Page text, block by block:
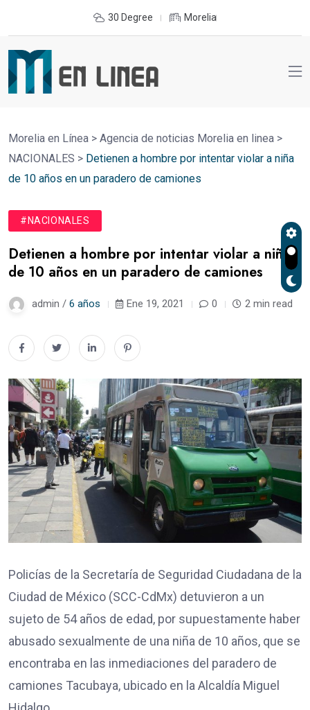
30 Degree Morelia
Morelia en Línea > Agencia de noticias Morelia en linea >
NACIONALES > Detienen a hombre por intentar violar a niña
de 10 años en un paradero de camiones
#NACIONALES
Detienen a hombre por intentar violar a niña
de 10 años en un paradero de camiones
admin / 6 años Ene 19, 2021 0 2 min read
Policías de la Secretaría de Seguridad Ciudadana de la
Ciudad de México (SCC-CdMx) detuvieron a un
sujeto de 54 años de edad, por supuestamente haber
abusado sexualmente de una niña de 10 años, que se
encontraba en las inmediaciones del paradero de
camiones Tacubaya, ubicado en la Alcaldía Miguel